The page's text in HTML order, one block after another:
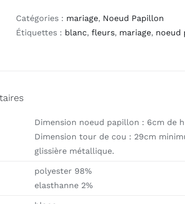
Papillon
-
Catégories : mariage, Noeud Papillon
Étiquettes : blanc, fleurs, mariage, noeud
Dimension noeud papillon : 6cm de
Dimension tour de cou : 29cm
glissière métallique.
polyester 98%
elasthanne 2%